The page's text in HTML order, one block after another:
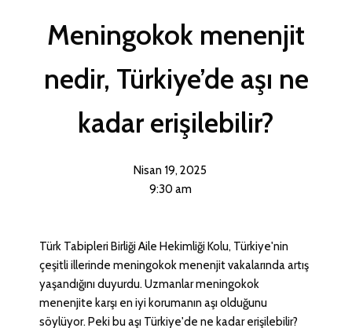
Meningokok menenjit
nedir, Türkiye’de aşı ne
kadar erişilebilir?
Nisan 19, 2025
9:30 am
Türk Tabipleri Birliği Aile Hekimliği Kolu, Türkiye'nin
çeşitli illerinde meningokok menenjit vakalarında artış
yaşandığını duyurdu. Uzmanlar meningokok
menenjite karşı en iyi korumanın aşı olduğunu
söylüyor. Peki bu aşı Türkiye'de ne kadar erişilebilir?